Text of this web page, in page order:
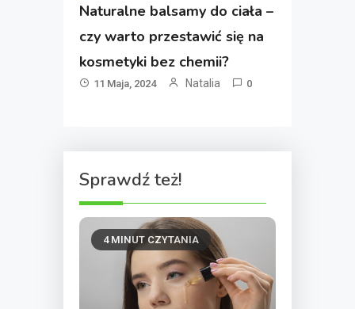
Naturalne balsamy do ciała –
czy warto przestawić się na
kosmetyki bez chemii?
11 Maja, 2024 Natalia 0
Sprawdź też!
4 MINUT CZYTANIA